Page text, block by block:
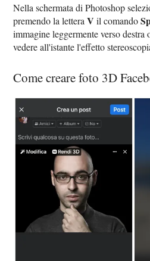
Nella schermata di Photoshop
premendo la letteraV il comando
immagine leggermente verso destra
vedere all'istante l'effetto
Come creare foto 3D